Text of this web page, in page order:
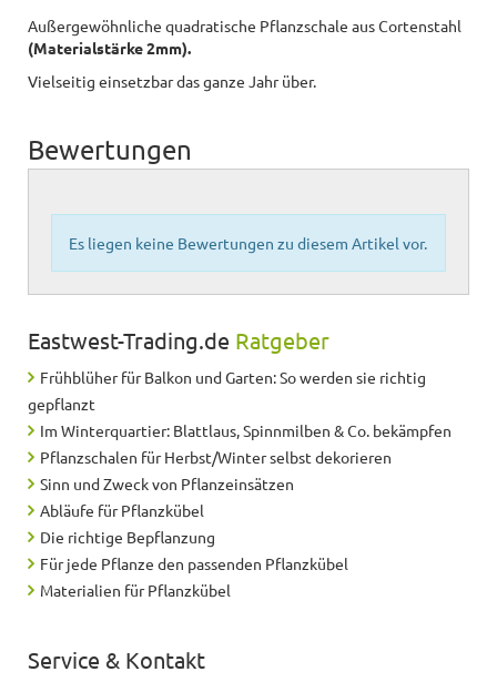
Außergewöhnliche quadratische Pflanzschale aus Cortenstahl
(Materialstärke 2mm).
Vielseitig einsetzbar das ganze Jahr über.
Bewertungen
Es liegen keine Bewertungen zu diesem Artikel vor.
Eastwest-Trading.de Ratgeber
Frühblüher für Balkon und Garten: So werden sie richtig
gepflanzt
Im Winterquartier: Blattlaus, Spinnmilben & Co. bekämpfen
Pflanzschalen für Herbst/Winter selbst dekorieren
Sinn und Zweck von Pflanzeinsätzen
Abläufe für Pflanzkübel
Die richtige Bepflanzung
Für jede Pflanze den passenden Pflanzkübel
Materialien für Pflanzkübel
Service & Kontakt